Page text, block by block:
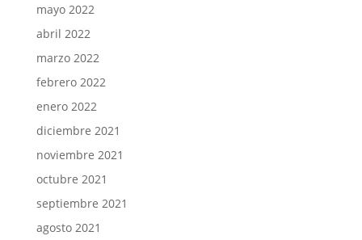
mayo 2022
abril 2022
marzo 2022
febrero 2022
enero 2022
diciembre 2021
noviembre 2021
octubre 2021
septiembre 2021
agosto 2021